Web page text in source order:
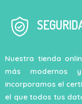
Nuestra tienda
más modernos
incorporamos el
el que todos tus